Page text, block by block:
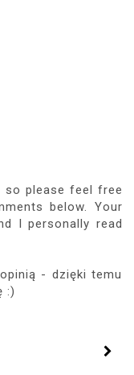
so please feel free
below. Your
I personally read
- dzięki temu
:)